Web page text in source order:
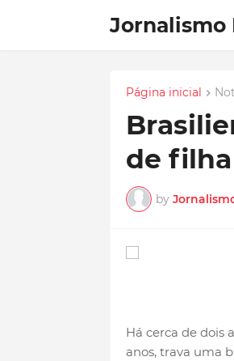
Jornalismo
Página inicial
de
by
Há cerca de dois
anos, trava uma